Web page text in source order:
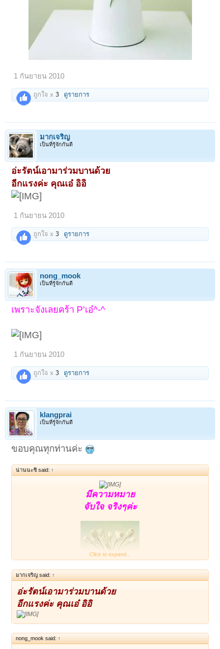
1 กันยายน 2010
ถูกใจ x3 ดูรายการ
มากเจริญ
เป็นที่รู้จักกันดี
อ่ะรัตน์เอามาร่วมบานด้วย
อีกแรงค่ะ คุณเอ๋ อิอิ
1 กันยายน 2010
ถูกใจ x3 ดูรายการ
nong_mook
เป็นที่รู้จักกันดี
เพราะจังเลยคร้า P'เอ๋^-^
1 กันยายน 2010
ถูกใจ x3 ดูรายการ
klangprai
เป็นที่รู้จักกันดี
ขอบคุณทุกท่านค่ะ
น่านนะซิ said: ↑
มีความหมาย
จับใจ จริงๆค่ะ
Click to expand...
มากเจริญ said: ↑
อ่ะรัตน์เอามาร่วมบานด้วย
อีกแรงค่ะ คุณเอ๋ อิอิ
nong_mook said: ↑